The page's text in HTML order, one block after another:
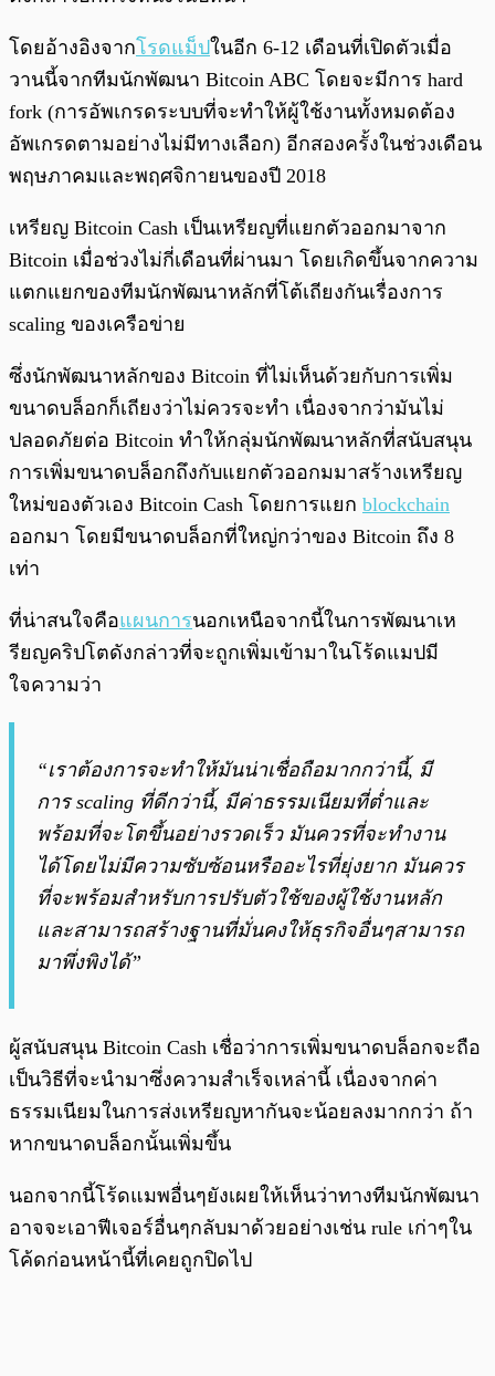
โดยอ้างอิงจากโรดแม็ปในอีก 6-12 เดือนที่เปิดตัวเมื่อ
วานนี้จากทีมนักพัฒนา Bitcoin ABC โดยจะมีการ hard
fork (การอัพเกรดระบบที่จะทำให้ผู้ใช้งานทั้งหมดต้อง
อัพเกรดตามอย่างไม่มีทางเลือก) อีกสองครั้งในช่วงเดือน
พฤษภาคมและพฤศจิกายนของปี 2018
เหรียญ Bitcoin Cash เป็นเหรียญที่แยกตัวออกมาจาก
Bitcoin เมื่อช่วงไม่กี่เดือนที่ผ่านมา โดยเกิดขึ้นจากความ
แตกแยกของทีมนักพัฒนาหลักที่โต้เถียงกันเรื่องการ
scaling ของเครือข่าย
ซึ่งนักพัฒนาหลักของ Bitcoin ที่ไม่เห็นด้วยกับการเพิ่ม
ขนาดบล็อกก็เถียงว่าไม่ควรจะทำ เนื่องจากว่ามันไม่
ปลอดภัยต่อ Bitcoin ทำให้กลุ่มนักพัฒนาหลักที่สนับสนุน
การเพิ่มขนาดบล็อกถึงกับแยกตัวออกมมาสร้างเหรียญ
ใหม่ของตัวเอง Bitcoin Cash โดยการแยก blockchain
ออกมา โดยมีขนาดบล็อกที่ใหญ่กว่าของ Bitcoin ถึง 8
เท่า
ที่น่าสนใจคือแผนการนอกเหนือจากนี้ในการพัฒนาเห
รียญคริปโตดังกล่าวที่จะถูกเพิ่มเข้ามาในโร้ดแมปมี
ใจความว่า
“เราต้องการจะทำให้มันน่าเชื่อถือมากกว่านี้, มี
การ scaling ที่ดีกว่านี้, มีค่าธรรมเนียมที่ต่ำและ
พร้อมที่จะโตขึ้นอย่างรวดเร็ว มันควรที่จะทำงาน
ได้โดยไม่มีความซับซ้อนหรืออะไรที่ยุ่งยาก มันควร
ที่จะพร้อมสำหรับการปรับตัวใช้ของผู้ใช้งานหลัก
และสามารถสร้างฐานที่มั่นคงให้ธุรกิจอื่นๆสามารถ
มาพึ่งพิงได้”
ผู้สนับสนุน Bitcoin Cash เชื่อว่าการเพิ่มขนาดบล็อกจะถือ
เป็นวิธีที่จะนำมาซึ่งความสำเร็จเหล่านี้ เนื่องจากค่า
ธรรมเนียมในการส่งเหรียญหากันจะน้อยลงมากกว่า ถ้า
หากขนาดบล็อกนั้นเพิ่มขึ้น
นอกจากนี้โร้ดแมพอื่นๆยังเผยให้เห็นว่าทางทีมนักพัฒนา
อาจจะเอาฟีเจอร์อื่นๆกลับมาด้วยอย่างเช่น rule เก่าๆใน
โค้ดก่อนหน้านี้ที่เคยถูกปิดไป